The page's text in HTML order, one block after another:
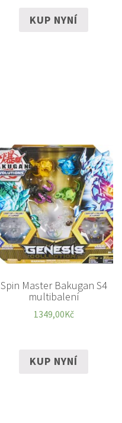
KUP NYNÍ
Spin Master Bakugan S4
multibalení
1349,00Kč
KUP NYNÍ